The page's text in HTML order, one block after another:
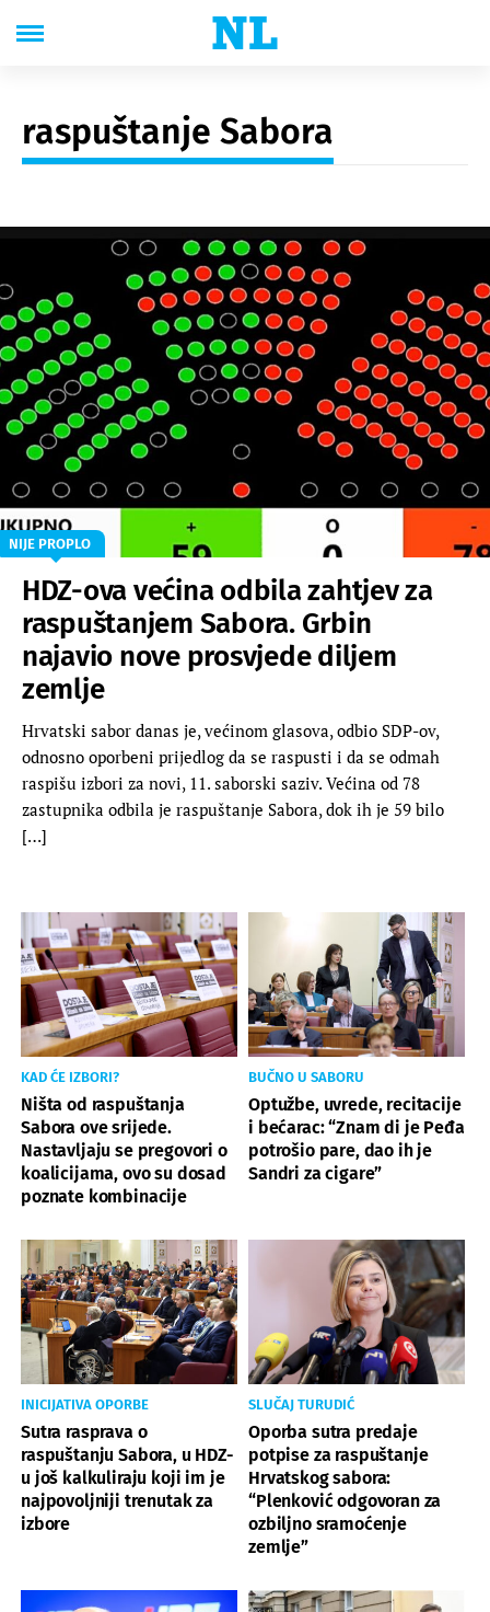
raspuštanje Sabora
NIJE PROPLO
HDZ-ova većina odbila zahtjev za
raspuštanjem Sabora. Grbin
najavio nove prosvjede diljem
zemlje
Hrvatski sabor danas je, većinom glasova, odbio SDP-ov,
odnosno oporbeni prijedlog da se raspusti i da se odmah
raspišu izbori za novi, 11. saborski saziv. Većina od 78
zastupnika odbila je raspuštanje Sabora, dok ih je 59 bilo
[…]
KAD ĆE IZBORI?
Ništa od raspuštanja
Sabora ove srijede.
Nastavljaju se pregovori o
koalicijama, ovo su dosad
poznate kombinacije
BUČNO U SABORU
Optužbe, uvrede, recitacije
i bećarac: “Znam di je Peđa
potrošio pare, dao ih je
Sandri za cigare”
INICIJATIVA OPORBE
Sutra rasprava o
raspuštanju Sabora, u HDZ-
u još kalkuliraju koji im je
najpovoljniji trenutak za
izbore
SLUČAJ TURUDIĆ
Oporba sutra predaje
potpise za raspuštanje
Hrvatskog sabora:
“Plenković odgovoran za
ozbiljno sramoćenje
zemlje”